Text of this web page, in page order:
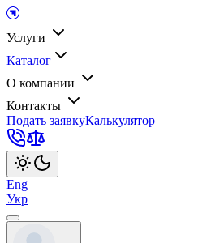
Услуги
Каталог
О компании
Контакты
Подать заявкуКалькулятор
Eng
Укр